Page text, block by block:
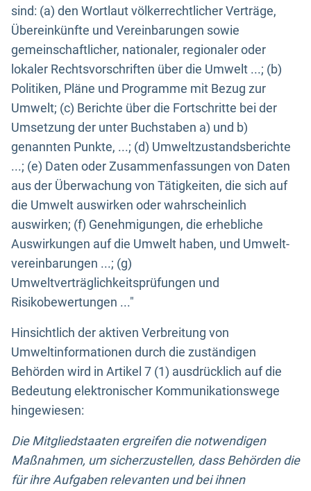
sind: (a) den Wortlaut völkerrechtlicher Verträge,
Übereinkünfte und Vereinbarungen sowie
gemeinschaftlicher, nationaler, regionaler oder
lokaler Rechtsvorschriften über die Umwelt ...; (b)
Politiken, Pläne und Programme mit Bezug zur
Umwelt; (c) Berichte über die Fortschritte bei der
Umsetzung der unter Buchstaben a) und b)
genannten Punkte, ...; (d) Umweltzustandsberichte
...; (e) Daten oder Zusammenfassungen von Daten
aus der Überwachung von Tätigkeiten, die sich auf
die Umwelt auswirken oder wahrscheinlich
auswirken; (f) Genehmigungen, die erhebliche
Auswirkungen auf die Umwelt haben, und Umwelt-
vereinbarungen ...; (g)
Umweltverträglichkeitsprüfungen und
Risikobewertungen ..."
Hinsichtlich der aktiven Verbreitung von
Umweltinformationen durch die zuständigen
Behörden wird in Artikel 7 (1) ausdrücklich auf die
Bedeutung elektronischer Kommunikationswege
hingewiesen:
Die Mitgliedstaaten ergreifen die notwendigen
Maßnahmen, um sicherzustellen, dass Behörden die
für ihre Aufgaben relevanten und bei ihnen